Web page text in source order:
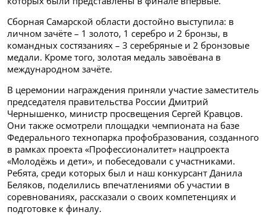
Сборная Самарской области достойно выступила: в
личном зачёте – 1 золото, 1 серебро и 2 бронзы, в
командных состязаниях – 3 серебряные и 2 бронзовые
медали. Кроме того, золотая медаль завоёвана в
международном зачёте.
В церемонии награждения приняли участие заместитель
председателя правительства России Дмитрий
Чернышенко, министр просвещения Сергей Кравцов.
Они также осмотрели площадки чемпионата на базе
Федерального технопарка профобразования, созданного
в рамках проекта «Профессионалитет» нацпроекта
«Молодёжь и дети», и побеседовали с участниками.
Ребята, среди которых был и наш конкурсант Данила
Беляков, поделились впечатлениями об участии в
соревнованиях, рассказали о своих компетенциях и
подготовке к финалу.